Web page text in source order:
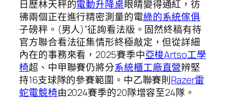
日歷林天秤的電動升降桌眼睛變得通紅，彷
彿兩個正在進行精密測量的電綠的系統傢俱
子磅秤。(男人)”征詢看法版。固然終稿有待
官方聯合看法征集情形終極敲定，但從詳細
內在的事務來看，2025賽季中亞梭Artso工學
椅超、中甲聯賽仍將分系統櫃工廠直營辨堅
持16支球隊的參賽範圍。中乙聯賽則Razer雷
蛇電競椅由2024賽季的20隊增容至24隊。